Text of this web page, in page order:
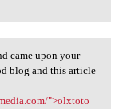
and
came upon your
blog and this article
">olxtoto